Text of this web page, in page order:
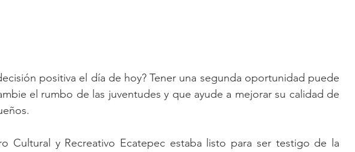
positiva el día de hoy? Tener una segunda oportunidad puede
el rumbo de las juventudes y que ayude a mejorar su calidad de
Cultural y Recreativo Ecatepec estaba listo para ser testigo de la